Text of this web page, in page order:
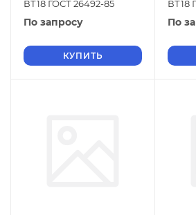
ВТ18 ГОСТ 26492-85
По запросу
КУПИТЬ
ВТ18
По